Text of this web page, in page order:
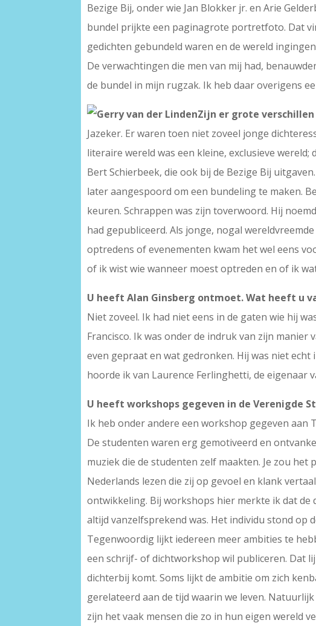
Bezige Bij, onder wie Jan Blokker jr. en Arie
bundel prijkte een paginagrote portretfoto. Dat
gedichten gebundeld waren en de wereld
De verwachtingen die men van mij had,
de bundel in mijn rugzak. Ik heb daar overigens
Zijn er grote
Jazeker. Er waren toen niet zoveel jonge
literaire wereld was een kleine, exclusieve
Bert Schierbeek, die ook bij de Bezige Bij
later aangespoord om een bundeling te maken.
keuren. Schrappen was zijn toverwoord. Hij
had gepubliceerd. Als jonge, nogal
optredens of evenementen kwam het wel eens
of ik wist wie wanneer moest optreden en of ik
U heeft Alan Ginsberg ontmoet. Wat heeft u
Niet zoveel. Ik had niet eens in de gaten wie hij
Francisco. Ik was onder de indruk van zijn
even gepraat en wat gedronken. Hij was niet
hoorde ik van Laurence Ferlinghetti, de eigenaar
U heeft workshops gegeven in de Verenigde
Ik heb onder andere een workshop gegeven aan
De studenten waren erg gemotiveerd en
muziek die de studenten zelf maakten. Je zou
Nederlands lezen die zij op gevoel en klank
ontwikkeling. Bij workshops hier merkte ik dat
altijd vanzelfsprekend was. Het individu stond op
Tegenwoordig lijkt iedereen meer ambities te
een schrijf- of dichtworkshop wil publiceren. Dat
dichterbij komt. Soms lijkt de ambitie om zich
gerelateerd aan de tijd waarin we leven.
zijn het vaak mensen die zo in hun eigen wereld